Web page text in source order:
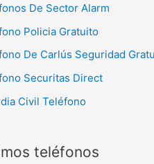
De Sector Alarm
Policia Gratuito
De Carlús Seguridad
Securitas Direct
Civil Teléfono
teléfonos